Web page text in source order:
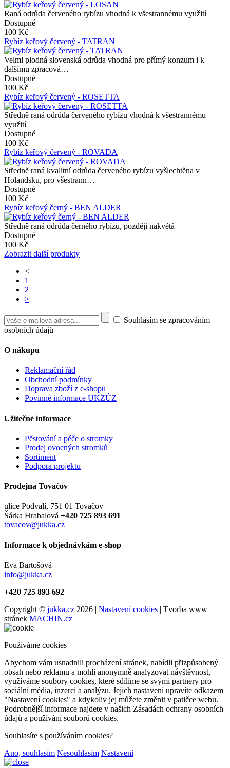
Raná odrůda červeného rybízu vhodná k všestrannému využití
Dostupné
100 Kč
Rybíz keřový červený - TATRAN
Velmi plodná slovenská odrůda vhodná pro přímý konzum i k
dalšímu zpracová…
Dostupné
100 Kč
Rybíz keřový červený - ROSETTA
Středně raná odrůda červeného rybízu vhodná k všestrannému
využití
Dostupné
100 Kč
Rybíz keřový červený - ROVADA
Středně raná kvalitní odrůda červeného rybízu vyšlechtěna v
Holandsku, pro všestrann…
Dostupné
100 Kč
Rybíz keřový černý - BEN ALDER
Středně raná odrůda černého rybízu, později nakvétá
Dostupné
100 Kč
Zobrazit další produkty
<
1
2
>
Souhlasím se zpracováním
osobních údajů
O nákupu
Reklamační řád
Obchodní podmínky
Doprava zboží z e-shopu
Povinné informace UKZÚZ
Užitečné informace
Pěstování a péče o stromky
Prodej ovocných stromků
Sortiment
Podpora projektu
Prodejna Tovačov
ulice Podvalí, 751 01 Tovačov
Šárka Hrabalová +420 725 893 691
tovacov@jukka.cz
Informace k objednávkám e-shop
Eva Bartošová
info@jukka.cz
+420 725 893 692
Copyright © jukka.cz 2026 | Nastavení cookies | Tvorba www
stránek MACHIN.cz
Používáme cookies
Abychom vám usnadnili procházení stránek, nabídli přizpůsobený
obsah nebo reklamu a mohli anonymně analyzovat návštěvnost,
využíváme soubory cookies, které sdílíme se svými partnery pro
sociální média, inzerci a analýzu. Jejich nastavení upravíte odkazem
"Nastavení cookies" a kdykoliv jej můžete změnit v patičce webu.
Podrobnější informace najdete v našich Zásadách ochrany osobních
údajů a používání souborů cookies.
Souhlasíte s používáním cookies?
Ano, souhlasím Nesouhlasím Nastavení